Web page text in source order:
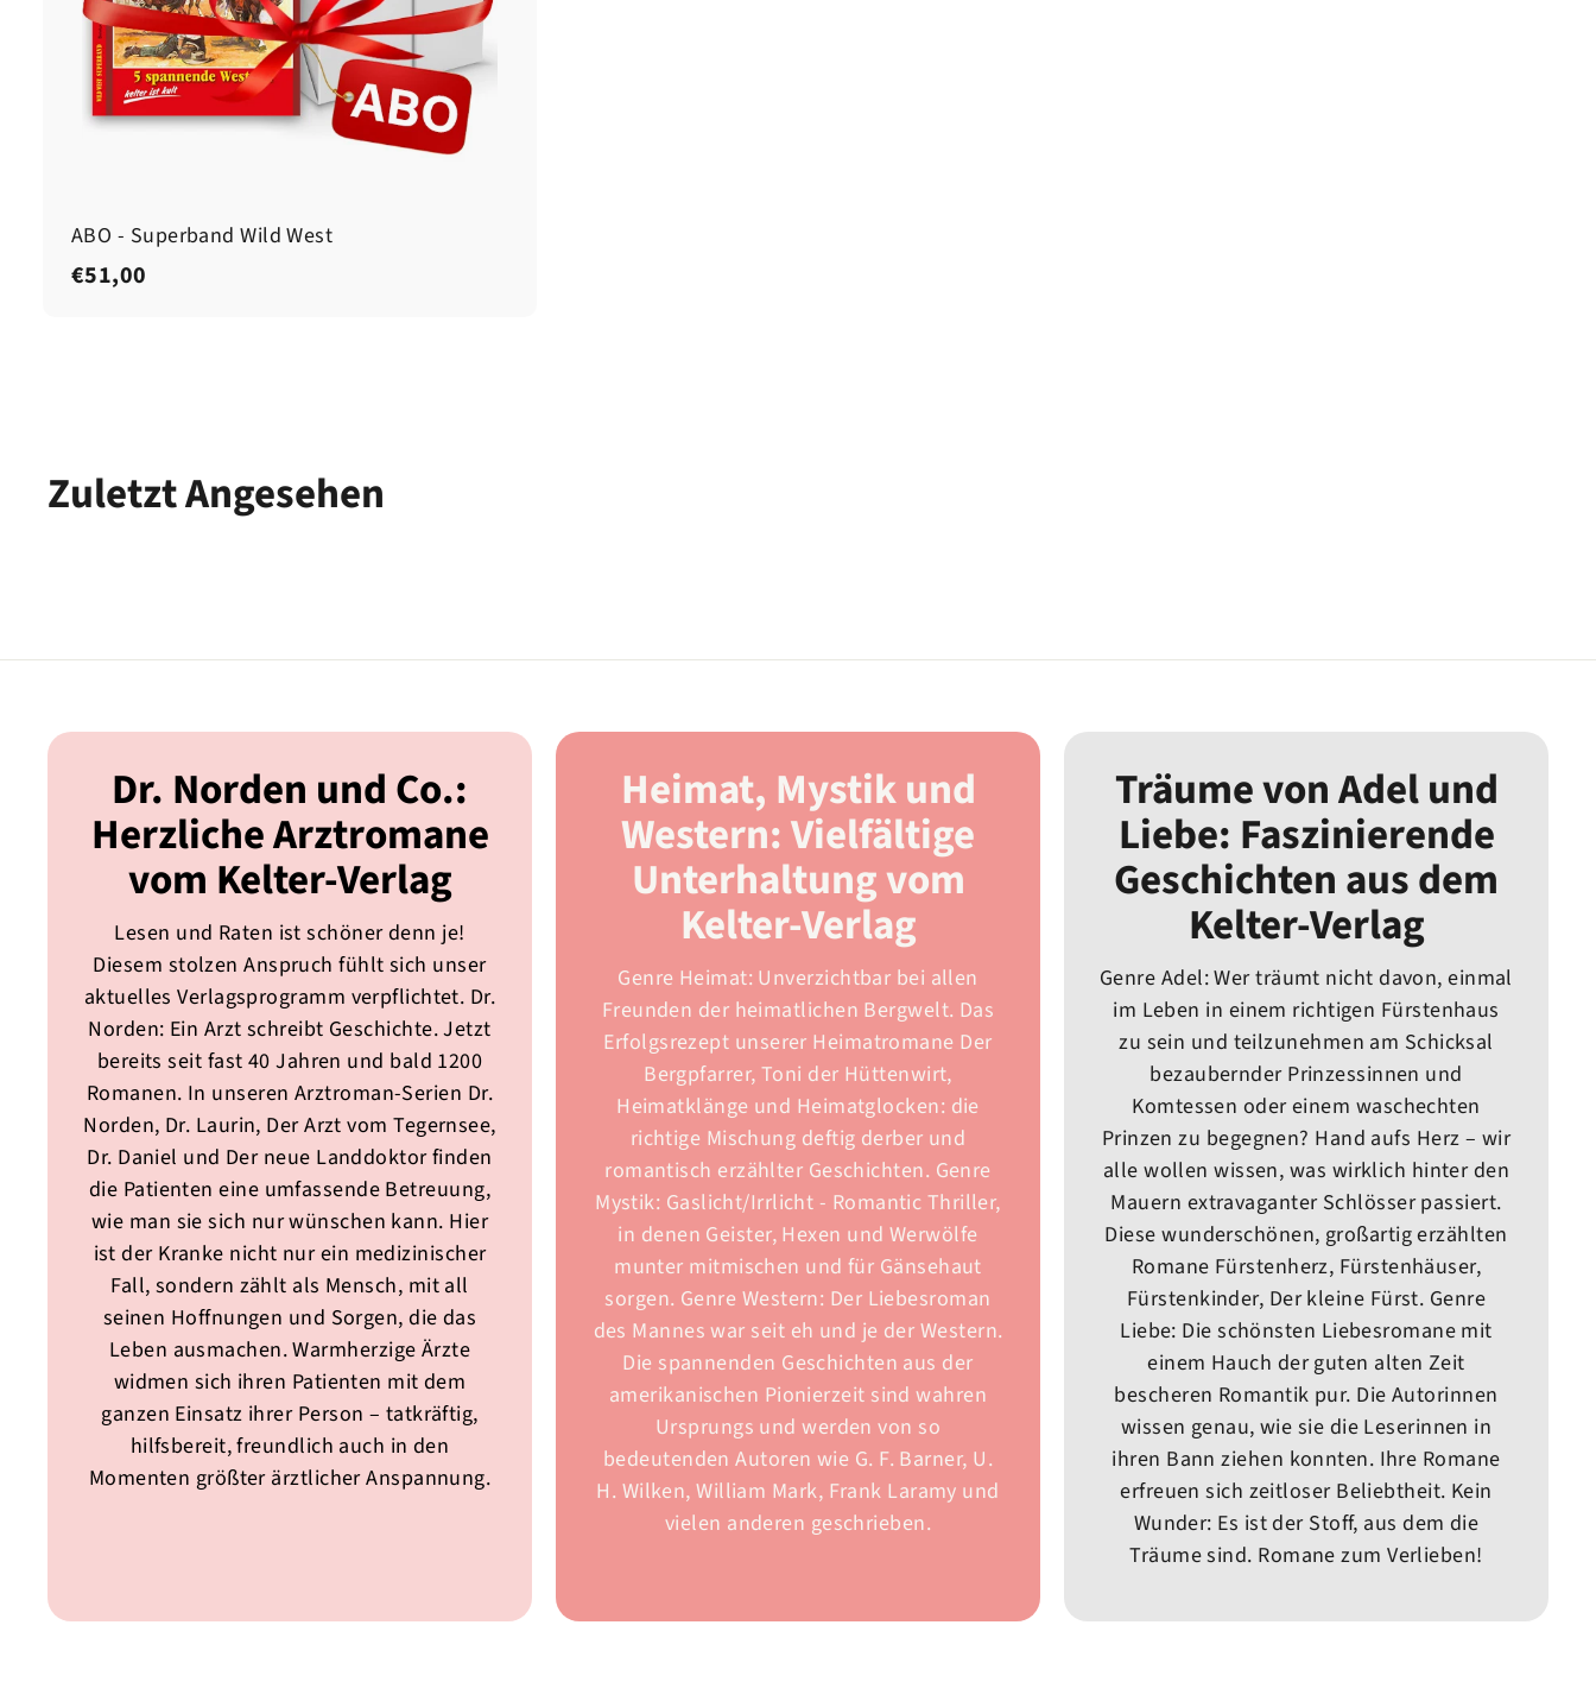
ABO - Superband Wild West
€51,00
Zuletzt Angesehen
Dr. Norden und Co.:
Herzliche Arztromane
vom Kelter-Verlag
Lesen und Raten ist schöner denn je!
Diesem stolzen Anspruch fühlt sich unser
aktuelles Verlagsprogramm verpflichtet. Dr.
Norden: Ein Arzt schreibt Geschichte. Jetzt
bereits seit fast 40 Jahren und bald 1200
Romanen. In unseren Arztroman-Serien Dr.
Norden, Dr. Laurin, Der Arzt vom Tegernsee,
Dr. Daniel und Der neue Landdoktor finden
die Patienten eine umfassende Betreuung,
wie man sie sich nur wünschen kann. Hier
ist der Kranke nicht nur ein medizinischer
Fall, sondern zählt als Mensch, mit all
seinen Hoffnungen und Sorgen, die das
Leben ausmachen. Warmherzige Ärzte
widmen sich ihren Patienten mit dem
ganzen Einsatz ihrer Person – tatkräftig,
hilfsbereit, freundlich auch in den
Momenten größter ärztlicher Anspannung.
Heimat, Mystik und
Western: Vielfältige
Unterhaltung vom
Kelter-Verlag
Genre Heimat: Unverzichtbar bei allen
Freunden der heimatlichen Bergwelt. Das
Erfolgsrezept unserer Heimatromane Der
Bergpfarrer, Toni der Hüttenwirt,
Heimatklänge und Heimatglocken: die
richtige Mischung deftig derber und
romantisch erzählter Geschichten. Genre
Mystik: Gaslicht/Irrlicht - Romantic Thriller,
in denen Geister, Hexen und Werwölfe
munter mitmischen und für Gänsehaut
sorgen. Genre Western: Der Liebesroman
des Mannes war seit eh und je der Western.
Die spannenden Geschichten aus der
amerikanischen Pionierzeit sind wahren
Ursprungs und werden von so
bedeutenden Autoren wie G. F. Barner, U.
H. Wilken, William Mark, Frank Laramy und
vielen anderen geschrieben.
Träume von Adel und
Liebe: Faszinierende
Geschichten aus dem
Kelter-Verlag
Genre Adel: Wer träumt nicht davon, einmal
im Leben in einem richtigen Fürstenhaus
zu sein und teilzunehmen am Schicksal
bezaubernder Prinzessinnen und
Komtessen oder einem waschechten
Prinzen zu begegnen? Hand aufs Herz – wir
alle wollen wissen, was wirklich hinter den
Mauern extravaganter Schlösser passiert.
Diese wunderschönen, großartig erzählten
Romane Fürstenherz, Fürstenhäuser,
Fürstenkinder, Der kleine Fürst. Genre
Liebe: Die schönsten Liebesromane mit
einem Hauch der guten alten Zeit
bescheren Romantik pur. Die Autorinnen
wissen genau, wie sie die Leserinnen in
ihren Bann ziehen konnten. Ihre Romane
erfreuen sich zeitloser Beliebtheit. Kein
Wunder: Es ist der Stoff, aus dem die
Träume sind. Romane zum Verlieben!